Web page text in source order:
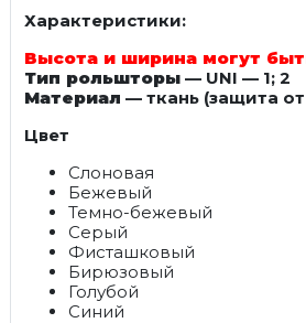
Характеристики:
Высота и ширина могут
Тип рольшторы — UNI — 1; 2
Материал — ткань (защита от
Цвет
Слоновая
Бежевый
Темно-бежевый
Серый
Фисташковый
Бирюзовый
Голубой
Синий